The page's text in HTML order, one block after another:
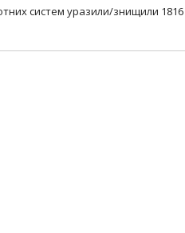
систем уразили/знищили 1816